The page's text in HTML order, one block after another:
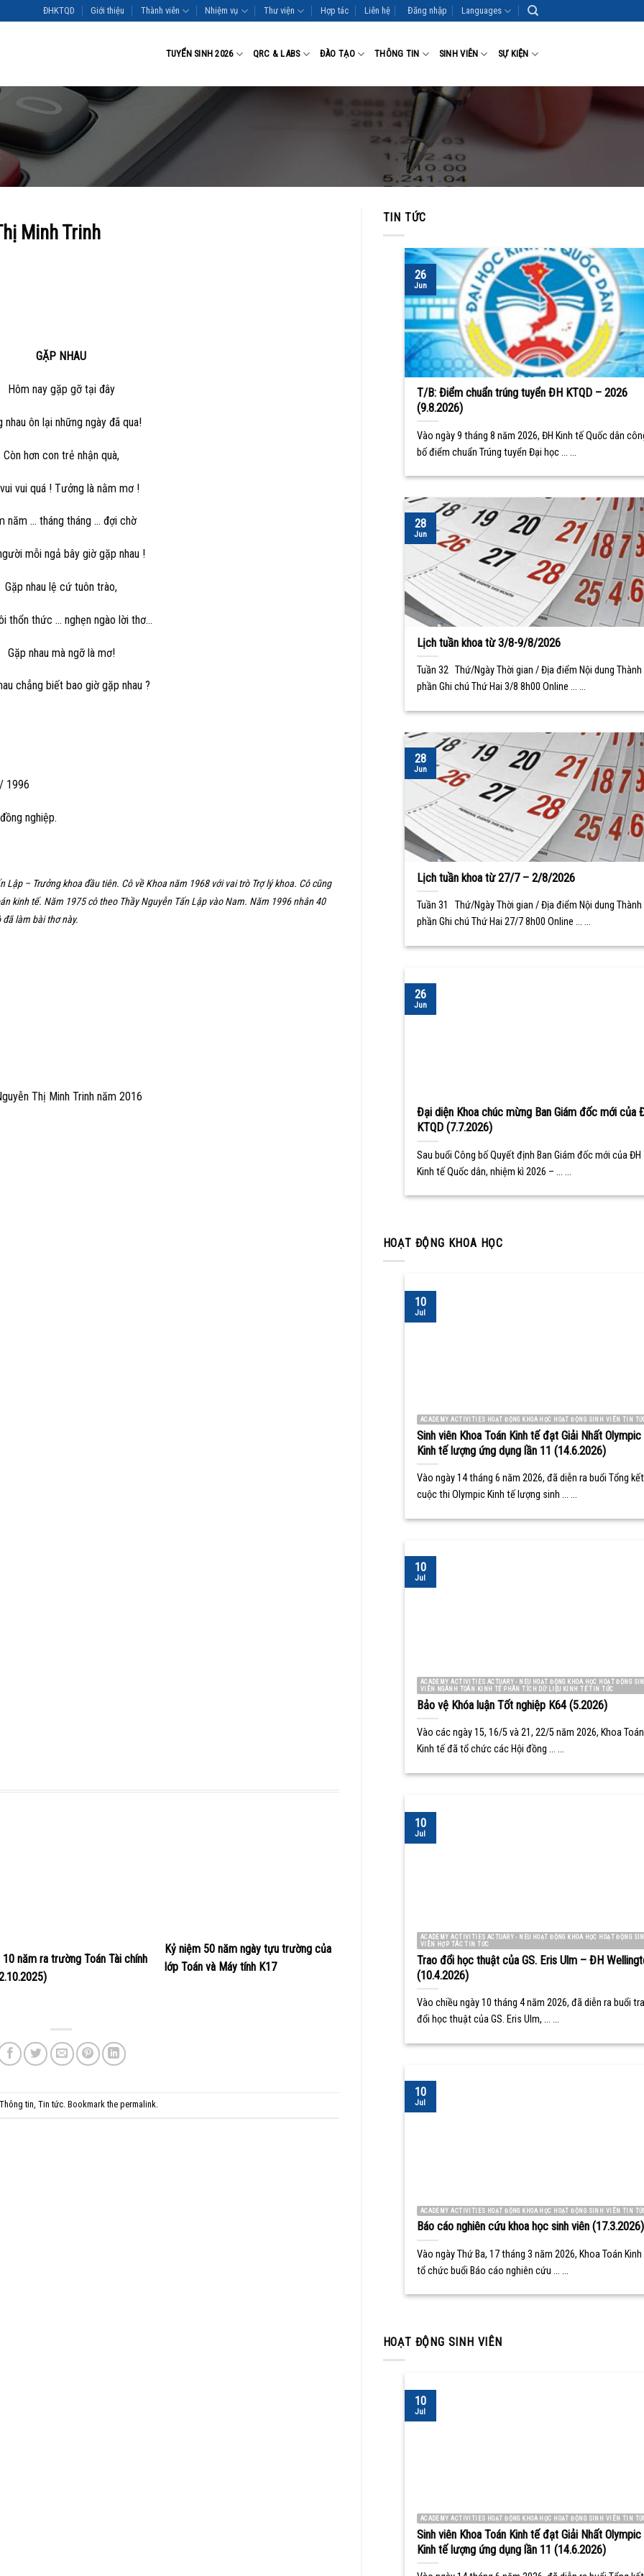
ĐHKTQD Giới thiệu Thành viên Nhiệm vụ Thư viện Hợp tác Liên hệ Đăng nhập Languages
TUYỂN SINH 2026 QRC & LABS ĐÀO TẠO THÔNG TIN SINH VIÊN SỰ KIỆN
Minh Trinh
GẶP NHAU
Hôm nay gặp gỡ tại đây
nhau ôn lại những ngày đã qua!
Còn hơn con trẻ nhận quà,
vui quá ! Tưởng là nằm mơ !
năm … tháng tháng … đợi chờ
mỗi ngả bây giờ gặp nhau !
Gặp nhau lệ cứ tuôn trào,
thổn thức … nghẹn ngào lời thơ…
Gặp nhaumà ngỡ là mơ!
chẳng biết bao giờ gặpnhau ?
1996
nghiệp.
Lập – Trưởng khoa đầu tiên. Cô về Khoa năm 1968 với vai trò Trợ lý khoa. Cô cũng
kinh tế. Năm 1975 cô theo Thầy Nguyễn Tấn Lập vào Nam. Năm 1996 nhân 40
làm bài thơ này.
Thị Minh Trinh năm 2016
năm ra trường Toán Tài chính
Kỷ niệm 50 năm ngày tựu trường của
lớp Toán và Máy tính K17
Thông tin, Tin tức. Bookmark the permalink.
TIN TỨC
T/B: Điểm chuẩn trúng tuyển ĐH KTQD – 2026
(9.8.2026)
Vào ngày 9 tháng 8 năm 2026, ĐH Kinh tế Quốc dân
bố điểm chuẩn Trúng tuyển Đại học ... ...
26
Jun
Lịch tuần khoa từ 3/8-9/8/2026
Tuần 32 Thứ/Ngày Thời gian / Địa điểm Nội dung Thành
phần Ghi chú Thứ Hai 3/8 8h00 Online ... ...
28
Jun
Lịch tuần khoa từ 27/7 – 2/8/2026
Tuần 31 Thứ/Ngày Thời gian / Địa điểm Nội dung Thành
phần Ghi chú Thứ Hai 27/7 8h00 Online ... ...
28
Jun
Đại diện Khoa chúc mừng Ban Giám đốc mới của
KTQD (7.7.2026)
Sau buổi Công bố Quyết định Ban Giám đốc mới của ĐH
Kinh tế Quốc dân, nhiệm kì 2026 – ... ...
26
Jun
HOẠT ĐỘNG KHOA HỌC
ACADEMY ACTIVITIES HOẠT ĐỘNG KHOA HỌC HOẠT ĐỘNG SINH VIÊN TIN
Sinh viên Khoa Toán Kinh tế đạt Giải Nhất Olympic
Kinh tế lượng ứng dụng lần 11 (14.6.2026)
Vào ngày 14 tháng 6 năm 2026, đã diễn ra buổi Tổng kết
cuộc thi Olympic Kinh tế lượng sinh ... ...
10
Jul
ACADEMY ACTIVITIES ACTUARY - NEU HOẠT ĐỘNG KHOA HỌC HOẠT ĐỘNG
VIÊN NGÀNH TOÁN KINH TẾ PHÂN TÍCH DỮ LIỆU KINH TẾ TIN TỨC
Bảo vệ Khóa luận Tốt nghiệp K64 (5.2026)
Vào các ngày 15, 16/5 và 21, 22/5 năm 2026, Khoa Toán
Kinh tế đã tổ chức các Hội đồng ... ...
10
Jul
ACADEMY ACTIVITIES ACTUARY - NEU HOẠT ĐỘNG KHOA HỌC HOẠT ĐỘNG
VIÊN HỢP TÁC TIN TỨC
Trao đổi học thuật của GS. Eris Ulm – ĐH
(10.4.2026)
Vào chiều ngày 10 tháng 4 năm 2026, đã diễn ra buổi
đổi học thuật của GS. Eris Ulm, ... ...
10
Jul
ACADEMY ACTIVITIES HOẠT ĐỘNG KHOA HỌC HOẠT ĐỘNG SINH VIÊN TIN
Báo cáo nghiên cứu khoa học sinh viên (17.3.2026)
Vào ngày Thứ Ba, 17 tháng 3 năm 2026, Khoa Toán
tổ chức buổi Báo cáo nghiên cứu ... ...
10
Jul
HOẠT ĐỘNG SINH VIÊN
ACADEMY ACTIVITIES HOẠT ĐỘNG KHOA HỌC HOẠT ĐỘNG SINH VIÊN TIN
Sinh viên Khoa Toán Kinh tế đạt Giải Nhất Olympic
Kinh tế lượng ứng dụng lần 11 (14.6.2026)
10
Jul